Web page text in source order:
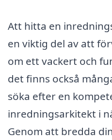
Att hitta en
en viktig del av att
om ett vackert och
det finns också
söka efter en
inredningsarkitekt i
Genom att bredda